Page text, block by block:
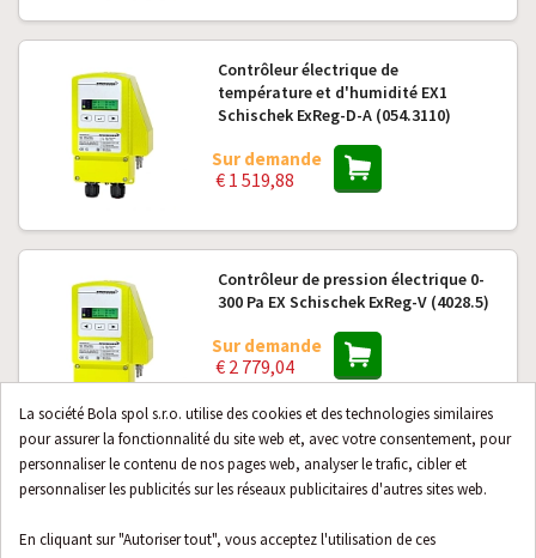
La société Bola spol s.r.o. utilise des cookies et des technologies similaires
pour assurer la fonctionnalité du site web et, avec votre consentement, pour
personnaliser le contenu de nos pages web, analyser le trafic, cibler et
personnaliser les publicités sur les réseaux publicitaires d'autres sites web.
En cliquant sur "Autoriser tout", vous acceptez l'utilisation de ces
Contrôleur électrique de
température et d'humidité EX1
Schischek ExReg-D-A (054.3110)
Sur demande
€ 1 519,88
Contrôleur de pression électrique 0-
300 Pa EX Schischek ExReg-V (4028.5)
Sur demande
€ 2 779,04
Régulateur de débit d'air Schischek
(054.3150)